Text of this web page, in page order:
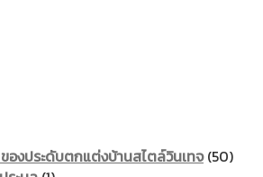
องประดับตกแต่งบ้านสไตล์วินเทจ 5050